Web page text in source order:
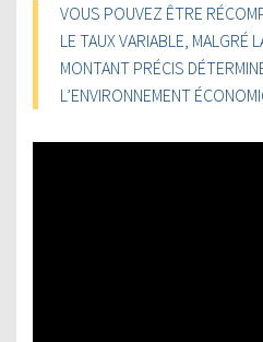
VOUS POUVEZ ÊTRE
LE TAUX VARIABLE, MALGRÉ
MONTANT PRÉCIS
L’ENVIRONNEMENT